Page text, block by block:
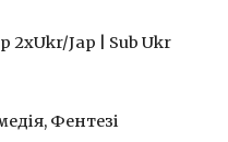
2xUkr/Jap | Sub Ukr
Фентезі